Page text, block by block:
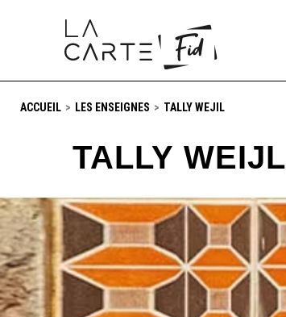
ACCUEIL LES ENSEIGNES TALLY WEJIL
TALLY WEIJL